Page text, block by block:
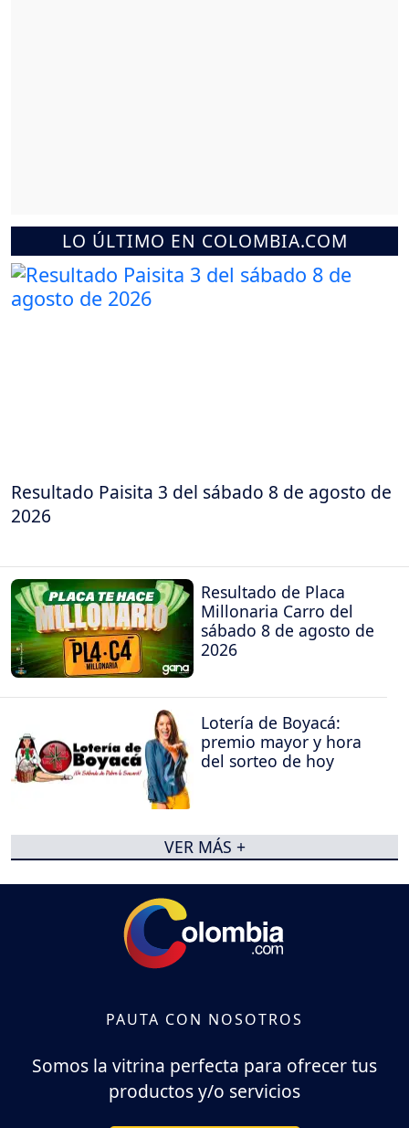
LO ÚLTIMO EN COLOMBIA.COM
Resultado Paisita 3 del sábado 8 de agosto de
2026
Resultado de Placa
Millonaria Carro del
sábado 8 de agosto de
2026
Lotería de Boyacá:
premio mayor y hora
del sorteo de hoy
VER MÁS +
PAUTA CON NOSOTROS
Somos la vitrina perfecta para ofrecer tus
productos y/o servicios